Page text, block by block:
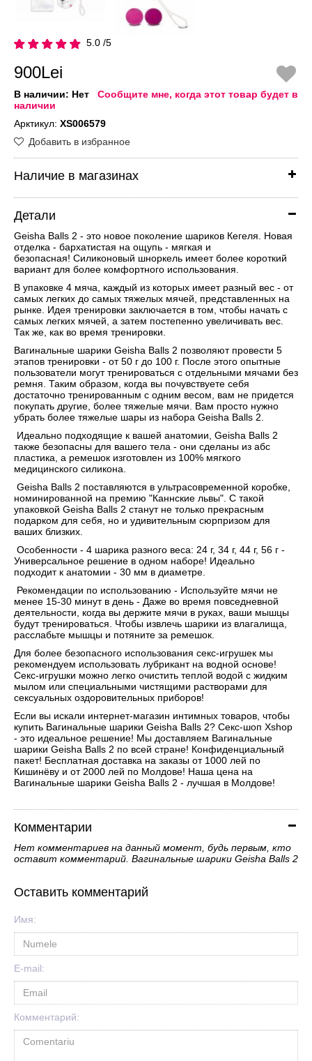
5.0 /5
900Lei
В наличии: Нет
Сообщите мне, когда этот товар будет в
наличии
Арктикул: XS006579
Добавить в избранное
Наличие в магазинах
Детали
Geisha Balls 2 - это новое поколение шариков Кегеля. Новая
отделка - бархатистая на ощупь - мягкая и
безопасная! Силиконовый шноркель имеет более короткий
вариант для более комфортного использования.
В упаковке 4 мяча, каждый из которых имеет разный вес - от
самых легких до самых тяжелых мячей, представленных на
рынке. Идея тренировки заключается в том, чтобы начать с
самых легких мячей, а затем постепенно увеличивать вес.
Так же, как во время тренировки.
Вагинальные шарики Geisha Balls 2 позволяют провести 5
этапов тренировки - от 50 г до 100 г. После этого опытные
пользователи могут тренироваться с отдельными мячами без
ремня. Таким образом, когда вы почувствуете себя
достаточно тренированным с одним весом, вам не придется
покупать другие, более тяжелые мячи. Вам просто нужно
убрать более тяжелые шары из набора Geisha Balls 2.
Идеально подходящие к вашей анатомии, Geisha Balls 2
также безопасны для вашего тела - они сделаны из абс
пластика, а ремешок изготовлен из 100% мягкого
медицинского силикона.
Geisha Balls 2 поставляются в ультрасовременной коробке,
номинированной на премию "Каннские львы". С такой
упаковкой Geisha Balls 2 станут не только прекрасным
подарком для себя, но и удивительным сюрпризом для
ваших близких.
Особенности - 4 шарика разного веса: 24 г, 34 г, 44 г, 56 г -
Универсальное решение в одном наборе! Идеально
подходит к анатомии - 30 мм в диаметре.
Рекомендации по использованию - Используйте мячи не
менее 15-30 минут в день - Даже во время повседневной
деятельности, когда вы держите мячи в руках, ваши мышцы
будут тренироваться. Чтобы извлечь шарики из влагалища,
расслабьте мышцы и потяните за ремешок.
Для более безопасного использования секс-игрушек мы
рекомендуем использовать лубрикант на водной основе!
Секс-игрушки можно легко очистить теплой водой с жидким
мылом или специальными чистящими растворами для
сексуальных оздоровительных приборов!
Если вы искали интернет-магазин интимных товаров, чтобы
купить Вагинальные шарики Geisha Balls 2? Секс-шоп Xshop
- это идеальное решение! Мы доставляем Вагинальные
шарики Geisha Balls 2 по всей стране! Конфиденциальный
пакет! Бесплатная доставка на заказы от 1000 лей по
Кишинёву и от 2000 лей по Молдове! Наша цена на
Вагинальные шарики Geisha Balls 2 - лучшая в Молдове!
Комментарии
Нет комментариев на данный момент, будь первым, кто
оставит комментарий. Вагинальные шарики Geisha Balls 2
Оставить комментарий
Имя:
E-mail:
Комментарий: